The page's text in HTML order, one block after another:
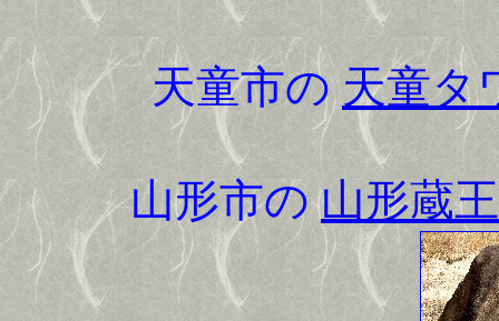
天童市の天童タ
山形市の山形蔵